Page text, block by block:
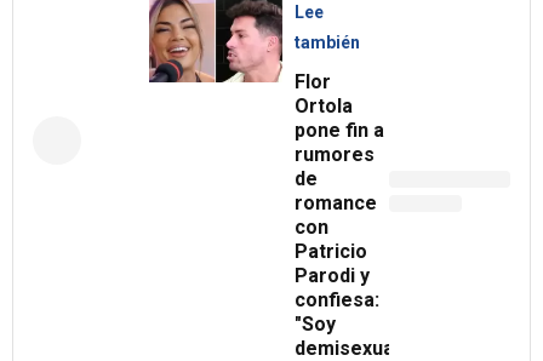
Lee
también
Flor
Ortola
pone fin a
rumores
de
romance
con
Patricio
Parodi y
confiesa:
"Soy
demisexual"